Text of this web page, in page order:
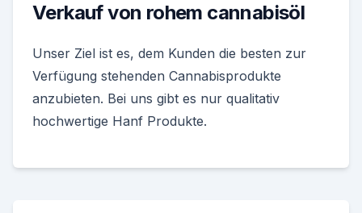
Verkauf von rohem cannabisöl
Unser Ziel ist es, dem Kunden die besten zur
Verfügung stehenden Cannabisprodukte
anzubieten. Bei uns gibt es nur qualitativ
hochwertige Hanf Produkte.